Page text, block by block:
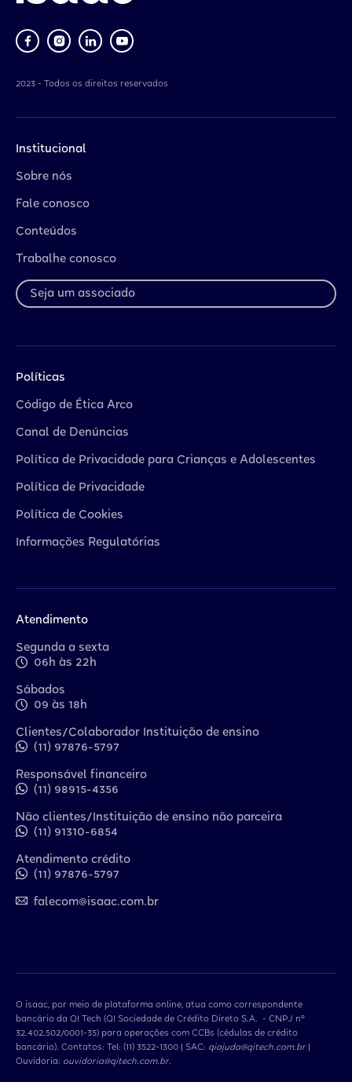
2023 - Todos os direitos reservados
Institucional
Sobre nós
Fale conosco
Conteúdos
Trabalhe conosco
Seja um associado
Políticas
Código de Ética Arco
Canal de Denúncias
Política de Privacidade para Crianças e Adolescentes
Política de Privacidade
Política de Cookies
Informações Regulatórias
Atendimento
Segunda a sexta
06h às 22h
Sábados
09 às 18h
Clientes/Colaborador Instituição de ensino
(11) 97876-5797
Responsável financeiro
(11) 98915-4356
Não clientes/Instituição de ensino não parceira
(11) 91310-6854
Atendimento crédito
(11) 97876-5797
falecom@isaac.com.br
O isaac, por meio de plataforma online, atua como correspondente
bancário da QI Tech (QI Sociedade de Crédito Direto S.A. - CNPJ nº
32.402.502/0001-35) para operações com CCBs (cédulas de crédito
bancário). Contatos: Tel: (11) 3522-1300 | SAC: qiajuda@qitech.com.br|
Ouvidoria: ouvidoria@qitech.com.br.